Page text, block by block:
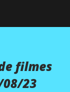
filmes
08/23